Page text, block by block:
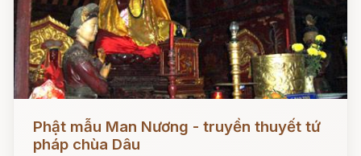
Phật mẫu Man Nương - truyền thuyết tứ
pháp chùa Dâu